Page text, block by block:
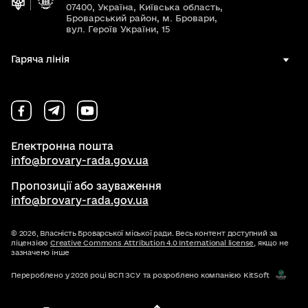
07400, Україна, Київська область,
Броварський район, м. Бровари,
вул. Героїв України, 15
Гаряча лінія
Електронна пошта
info@brovary-rada.gov.ua
Пропозиції або зауваження
info@brovary-rada.gov.ua
© 2026, Власність Броварської міської ради. Весь контент доступний за
ліцензією Creative Commons Attribution 4.0 International license , якщо не
зазначено інше
Перероблено у 2026 році ВСП ЗСУ та розроблено компанією KitSoft